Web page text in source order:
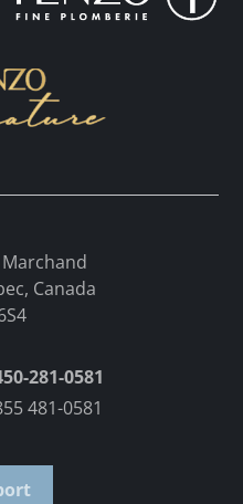
Canada
281-0581
481-0581